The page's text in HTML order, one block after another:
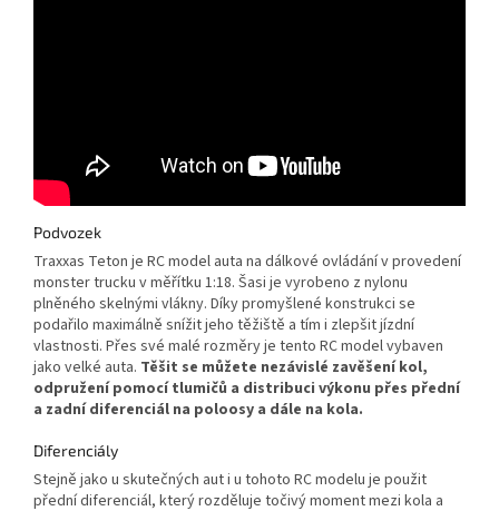
Podvozek
Traxxas Teton je RC model auta na dálkové ovládání v provedení
monster trucku v měřítku 1:18. Šasi je vyrobeno z nylonu
plněného skelnými vlákny. Díky promyšlené konstrukci se
podařilo maximálně snížit jeho těžiště a tím i zlepšit jízdní
vlastnosti. Přes své malé rozměry je tento RC model vybaven
jako velké auta. Těšit se můžete nezávislé zavěšení kol,
odpružení pomocí tlumičů a distribuci výkonu přes přední
a zadní diferenciál na poloosy a dále na kola.
Diferenciály
Stejně jako u skutečných aut i u tohoto RC modelu je použit
přední diferenciál, který rozděluje točivý moment mezi kola a